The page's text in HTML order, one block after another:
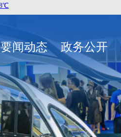
要闻动态 政务公开